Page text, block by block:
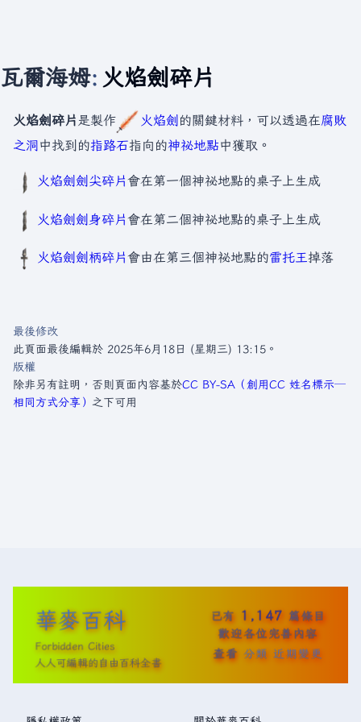
瓦爾海姆: 火焰劍碎片
火焰劍碎片 是製作 火焰劍 的關鍵材料，可以透過在腐敗
之洞中找到的指路石指向的神祕地點中獲取。
火焰劍劍尖碎片會在第一個神祕地點的桌子上生成
火焰劍劍身碎片會在第二個神祕地點的桌子上生成
火焰劍劍柄碎片會由在第三個神祕地點的雷托王掉落
最後修改
此頁面最後編輯於 2025年6月18日 (星期三) 13:15。
版權
除非另有註明，否則頁面內容基於CC BY-SA（創用CC 姓名標示─
相同方式分享） 之下可用
華麥百科
Forbidden Cities
人人可編輯的自由百科全書
已有 1,147 篇條目
歡迎各位完善內容
查看 分類 近期變更